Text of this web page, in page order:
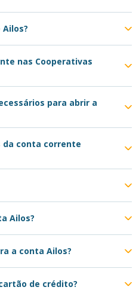
nas Cooperativas
para abrir a
da conta corrente
Ailos?
a conta Ailos?
de crédito?